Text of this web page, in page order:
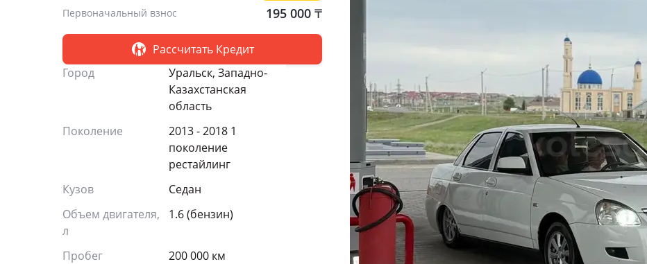
Первоначальный взнос 195 000 ₸
Рассчитать Кредит
Город
Уральск, Западно-
Казахстанская
область
Поколение
2013 - 2018 1
поколение
рестайлинг
Кузов
Седан
Объем двигателя,
л
1.6 (бензин)
Пробег
200 000 км